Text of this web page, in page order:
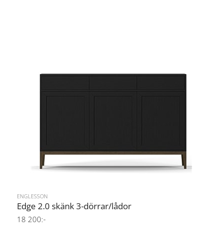
ENGLESSON
Edge 2.0 skänk 3-dörrar/lådor
18 200:-